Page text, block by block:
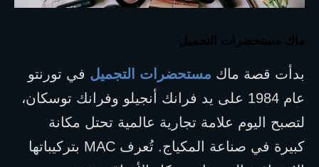
ماك مستحضرات التجميل
بدأت قصة ماك مستحضرات التجميل
كبيرة في صناعة المكياج. تُعرف MAC